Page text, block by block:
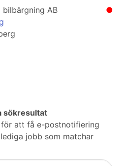
●
AB
sökresultat
att få e-postnotifiering
jobb som matchar